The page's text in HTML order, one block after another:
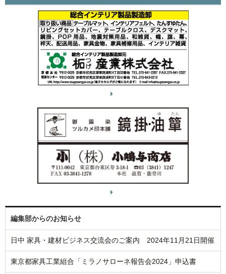
編集部からのお知らせ
日中 家具・建材ビジネス交流会のご案内 2024年11月21日開催
東京都家具工業組合「ミラノサローネ報告会2024」申込書